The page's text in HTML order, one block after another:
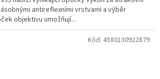
antireflexními vrstvami a výběr
objektivu umožňují...
Kód: 4580130922879